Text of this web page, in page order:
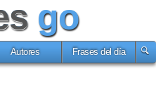
go
Autores Frases del día